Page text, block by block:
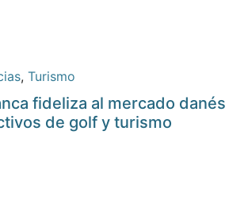
, Turismo
fideliza al mercado danés
de golf y turismo